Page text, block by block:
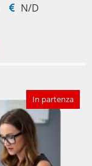
N/D
In partenza